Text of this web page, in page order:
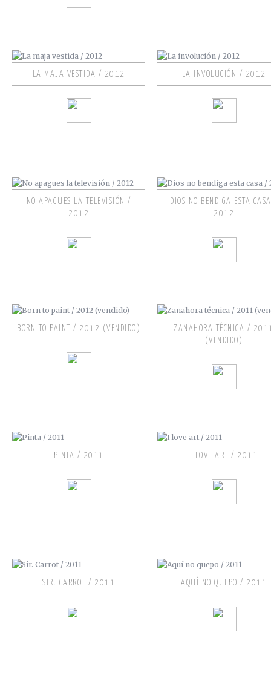
LA MAJA VESTIDA / 2012 LA INVOLUCIÓN / 2012
NO APAGUES LA TELEVISIÓN /
2012
DIOS NO BENDIGA ESTA
2012
BORN TO PAINT / 2012 (VENDIDO)
ZANAHORA TÉCNICA /
(VENDIDO)
PINTA / 2011 I LOVE ART / 2011
SIR. CARROT / 2011 AQUÍ NO QUEPO / 2011